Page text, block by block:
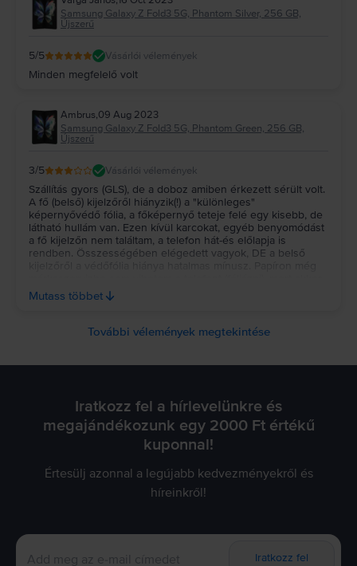
Samsung Galaxy Z Fold3 5G, Phantom Silver, 256 GB,
Újszerű
5/5 Vásárlói vélemények
Minden megfelelő volt
Ambrus,09 Aug 2023
Samsung Galaxy Z Fold3 5G, Phantom Green, 256 GB,
Újszerű
3/5 Vásárlói vélemények
Szállítás gyors (GLS), de a doboz amiben érkezett sérült volt.
A fő (belső) kijelzőről hiányzik(!) a "különleges"
képernyővédő fólia, a főképernyő teteje felé egy kisebb, de
látható hullám van. Ezen kívül karcokat, egyéb benyomódást
a fő kijelzőn nem találtam, a telefon hát-és előlapja is
rendben. Összességében elégedett vagyok, DE a belső
elvész a Rejoy garancia. Az árát ettől függetlenül szerintem
megéri.
Mutass többet
További vélemények megtekintése
Iratkozz fel a hírlevelünkre és
megajándékozunk egy 2000 Ft értékű
kuponnal!
Értesülj azonnal a legújabb kedvezményekről és
híreinkről!
Iratkozz fel